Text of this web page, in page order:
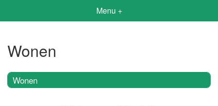
Menu +
Wonen
Wonen